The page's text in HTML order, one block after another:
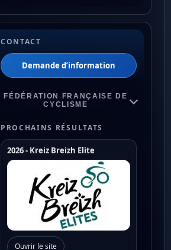
CONTACT
Demande d’information
FÉDÉRATION FRANÇAISE DE
CYCLISME
Championnats de France
Coupe de France Cyclo Cross
Coupe de France N1
Coupe de France N2
PROCHAINS RÉSULTATS
2026 - Kreiz Breizh Elite
Ouvrir le site